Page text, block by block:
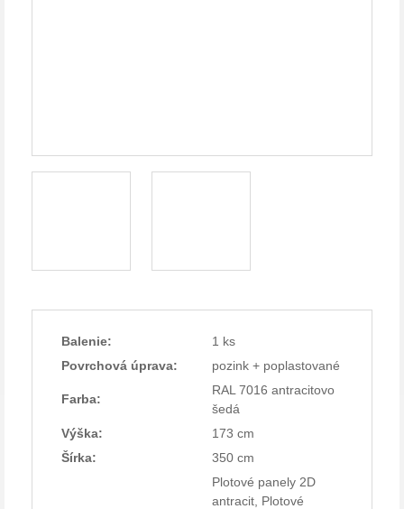
Balenie:
1 ks
Povrchová úprava:
pozink + poplastované
Farba:
RAL 7016 antracitovo
šedá
Výška:
173 cm
Šírka:
350 cm
Plotové panely 2D
antracit, Plotové